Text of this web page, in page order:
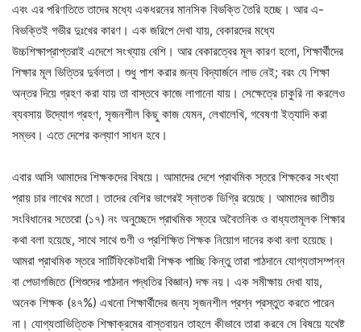
এবং এর পরিণতিতে তাদের মধ্যে একধরনের মানসিক বিভক্তি তৈরি হচ্ছে। আর এ-
বিভক্তিই গভীর দুঃখের কারণ। এক জরিপে দেখা যায়, বেকারদের মধ্যে
উচ্চশিক্ষাপ্রাপ্তরাই এদেশে সংখ্যায় বেশি। আর বেকারত্বের মূল কারণ হলো, শিক্ষার্থীদের
শিক্ষার মূল ভিত্তির দুর্বলতা। শুধু পাশ করার জন্য বিদ্যার্জনে লাভ নেই; বরং যে শিক্ষা
অন্তর দিয়ে গ্রহণ করা যায় তা বাস্তবে কাজে লাগানো যায়। সেক্ষেত্রে চাকুরি না করলেও
ব্যবসায় উদ্যোগ গ্রহণ, সৃজনশীল কিছু কাজ যেমন, লেখালেখি, গবেষণা ইত্যাদি করা
সম্ভব। এতে দেশের কল্যাণ সাধন হবে।
এবার আসি আমাদের শিক্ষকদের বিষয়ে। আমাদের দেশে প্রাথমিক স্তরে শিক্ষকের সংখ্যা
প্রায় চার লাখের মতো। তাদের বেশির ভাগেরই স্নাতক ডিগ্রি রয়েছে। আমাদের জাতীয়
সংবিধানের সতেরো (১৭) নং অনুচ্ছেদে প্রাথমিক স্তরে অবৈতনিক ও বাধ্যতামূলক শিক্ষার
কথা বলা হয়েছে, সাথে সাথে গুণী ও প্রশিক্ষিত শিক্ষক নিয়োগ দানের কথা বলা হয়েছে।
আমরা প্রাথমিক স্তরে সার্টিফিকেটধারী শিক্ষক পাচ্ছি কিন্তু তারা পাঠদানে যোগ্যতাসম্পন্ন
বা পেডাগজিতে (শিশুদের পাঠদান পদ্ধতির বিজ্ঞান) দক্ষ নয়। এক সমীক্ষায় দেখা যায়,
অনেক শিক্ষক (৪৭%) এখনো শিক্ষার্থীদের জন্য সৃজনশীল প্রশ্ন প্রস্তুত করতে পারেন
না। যোগ্যতাভিত্তিক শিক্ষাক্রমের বাস্তবায়ন তাহলে কীভাবে তারা করবে সে বিষয়ে যথেষ্ট